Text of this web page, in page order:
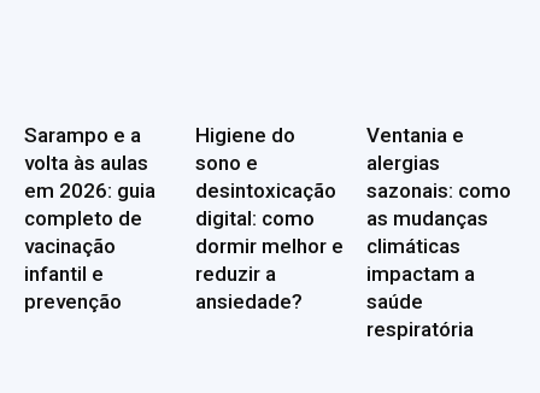
Sarampo e a
volta às aulas
em 2026: guia
completo de
vacinação
infantil e
prevenção
Higiene do
sono e
desintoxicação
digital: como
dormir melhor e
reduzir a
ansiedade?
Ventania e
alergias
sazonais: como
as mudanças
climáticas
impactam a
saúde
respiratória